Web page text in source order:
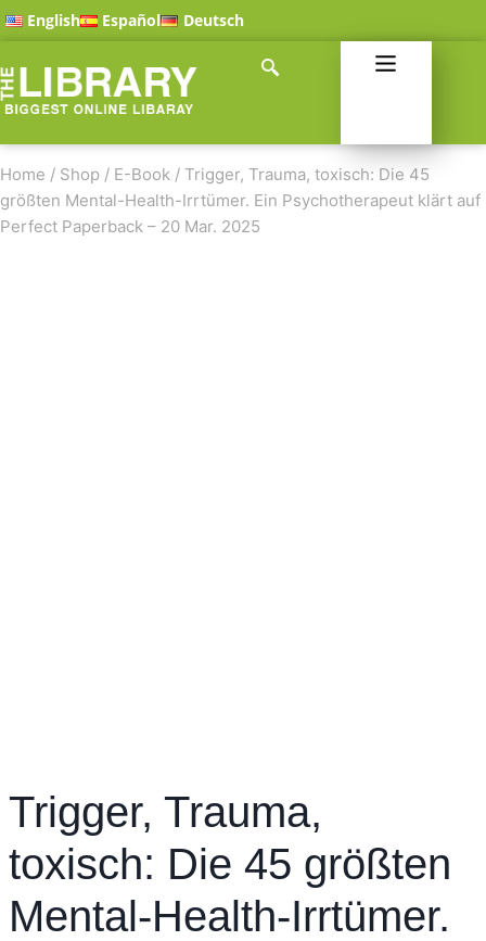
English Español Deutsch
Home / Shop / E-Book / Trigger, Trauma, toxisch: Die 45
größten Mental-Health-Irrtümer. Ein Psychotherapeut klärt auf
Perfect Paperback – 20 Mar. 2025
Trigger, Trauma,
toxisch: Die 45 größten
Mental-Health-Irrtümer.